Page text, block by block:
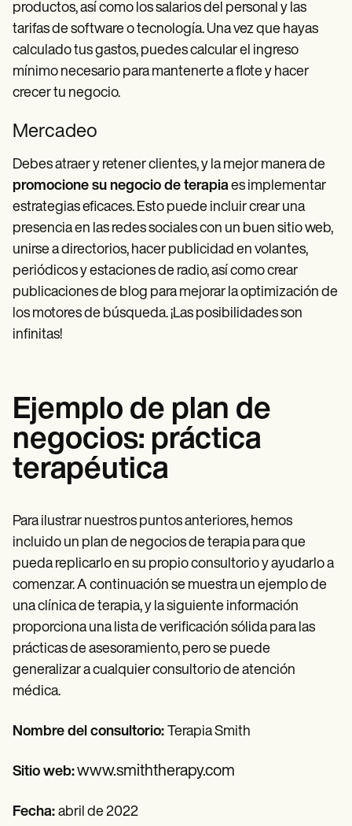
productos, así como los salarios del personal y las
tarifas de software o tecnología. Una vez que hayas
calculado tus gastos, puedes calcular el ingreso
mínimo necesario para mantenerte a flote y hacer
crecer tu negocio.
Mercadeo
Debes atraer y retener clientes, y la mejor manera de
promocione su negocio de terapiaes implementar
estrategias eficaces. Esto puede incluir crear una
presencia en las redes sociales con un buen sitio web,
unirse a directorios, hacer publicidad en volantes,
periódicos y estaciones de radio, así como crear
publicaciones de blog para mejorar la optimización de
los motores de búsqueda. ¡Las posibilidades son
infinitas!
Ejemplo de plan de
negocios: práctica
terapéutica
Para ilustrar nuestros puntos anteriores, hemos
incluido un plan de negocios de terapia para que
pueda replicarlo en su propio consultorio y ayudarlo a
comenzar. A continuación se muestra un ejemplo de
una clínica de terapia, y la siguiente información
proporciona una lista de verificación sólida para las
prácticas de asesoramiento, pero se puede
generalizar a cualquier consultorio de atención
médica.
Nombre del consultorio: Terapia Smith
Sitio web:www.smiththerapy.com
Fecha: abril de 2022